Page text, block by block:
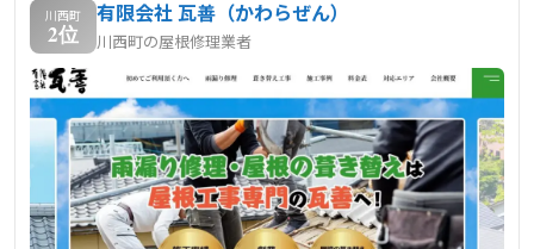
川西町
2位
有限会社 瓦善（かわらぜん）
川西町の屋根修理業者